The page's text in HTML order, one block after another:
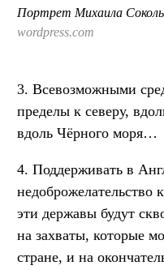
Портрет Михаила
wordpress.com
3. Всевозможными
пределы к северу,
вдоль Чёрного моря…
4. Поддерживать в
недоброжелательство
эти державы будут
на захваты, которые
стране, и на